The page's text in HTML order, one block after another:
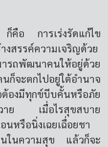
คือ การเร่งรัดแก้ไข
งสรรค์ความเจริญด้วย
รถพัฒนาคนให้อยู่ด้วย
จะตกไปอยู่ใต้อำนาจ
มีทุกข์บีบคั้นหรือภัย
วาย เมื่อไรสุขสบาย
นหรือนิ่งเฉยเฉื่อยชา
นในความสุข แล้วก็จะ